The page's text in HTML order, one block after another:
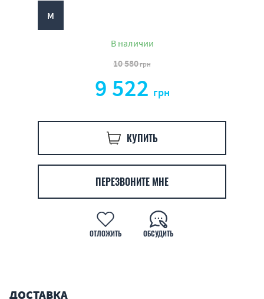
M
В наличии
10 580грн
9 522 грн
КУПИТЬ
ПЕРЕЗВОНИТЕ МНЕ
ОТЛОЖИТЬ ОБСУДИТЬ
ДОСТАВКА